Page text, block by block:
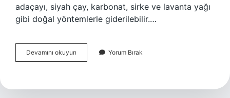
adaçayı, siyah çay, karbonat, sirke ve lavanta yağı
gibi doğal yöntemlerle giderilebilir.…
Devamını okuyun
Asit
Nasıl
Yorum Bırak